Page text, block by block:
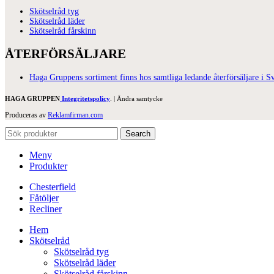
Skötselråd tyg
Skötselråd läder
Skötselråd fårskinn
ÅTERFÖRSÄLJARE
Haga Gruppens sortiment finns hos samtliga ledande återförsäljare i
HAGA GRUPPEN Integritetspolicy . | Ändra samtycke
Produceras av Reklamfirman.com
Search
Meny
Produkter
Chesterfield
Fåtöljer
Recliner
Hem
Skötselråd
Skötselråd tyg
Skötselråd läder